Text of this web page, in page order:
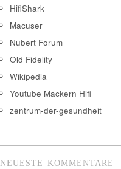
HifiShark
Macuser
Nubert Forum
Old Fidelity
Wikipedia
Youtube Mackern Hifi
zentrum-der-gesundheit
NEUESTE KOMMENTARE